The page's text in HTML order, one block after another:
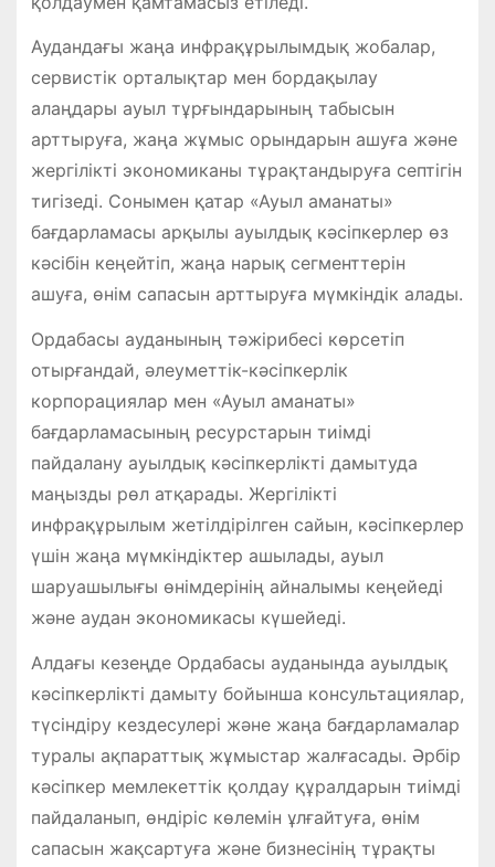
Аудандағы жаңа инфрақұрылымдық жобалар,
сервистік орталықтар мен бордақылау
алаңдары ауыл тұрғындарының табысын
арттыруға, жаңа жұмыс орындарын ашуға және
жергілікті экономиканы тұрақтандыруға септігін
тигізеді. Сонымен қатар «Ауыл аманаты»
бағдарламасы арқылы ауылдық кәсіпкерлер өз
кәсібін кеңейтіп, жаңа нарық сегменттерін
ашуға, өнім сапасын арттыруға мүмкіндік алады.
Ордабасы ауданының тәжірибесі көрсетіп
отырғандай, әлеуметтік-кәсіпкерлік
корпорациялар мен «Ауыл аманаты»
бағдарламасының ресурстарын тиімді
пайдалану ауылдық кәсіпкерлікті дамытуда
маңызды рөл атқарады. Жергілікті
инфрақұрылым жетілдірілген сайын, кәсіпкерлер
үшін жаңа мүмкіндіктер ашылады, ауыл
шаруашылығы өнімдерінің айналымы кеңейеді
және аудан экономикасы күшейеді.
Алдағы кезеңде Ордабасы ауданында ауылдық
кәсіпкерлікті дамыту бойынша консультациялар,
түсіндіру кездесулері және жаңа бағдарламалар
туралы ақпараттық жұмыстар жалғасады. Әрбір
кәсіпкер мемлекеттік қолдау құралдарын тиімді
пайдаланып, өндіріс көлемін ұлғайтуға, өнім
сапасын жақсартуға және бизнесінің тұрақты